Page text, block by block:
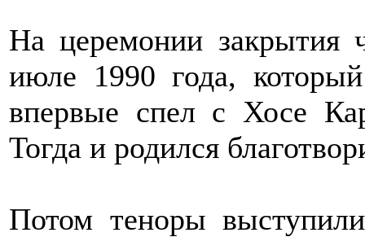
На церемонии закрытия
июле 1990 года,
впервые спел с Хосе
Тогда и родился
Потом теноры